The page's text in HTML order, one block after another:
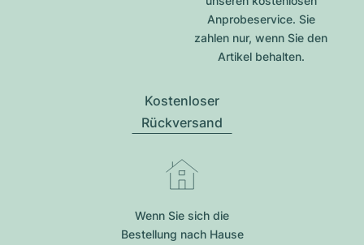
Anprobeservice. Sie
zahlen nur, wenn Sie den
Artikel behalten.
Kostenloser
Rückversand
Wenn Sie sich die
Bestellung nach Hause